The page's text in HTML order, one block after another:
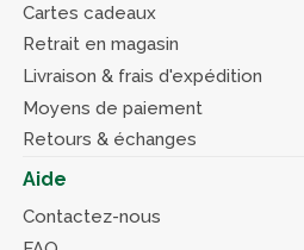
Cartes cadeaux
Retrait en magasin
Livraison & frais d'expédition
Moyens de paiement
Retours & échanges
Aide
Contactez-nous